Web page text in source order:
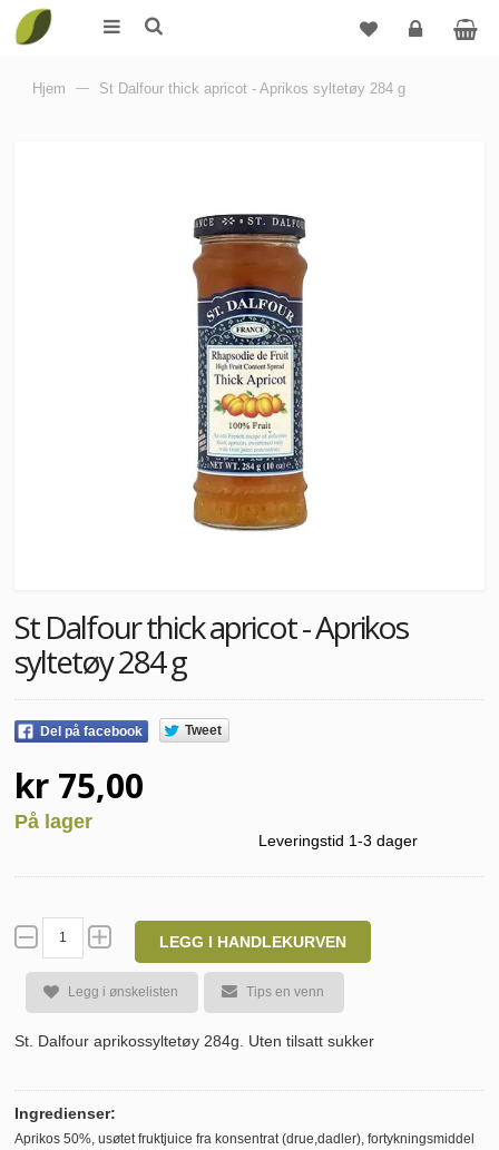
Logg
Hjem — St Dalfour thick apricot - Aprikos syltetøy 284 g
St Dalfour thick apricot - Aprikos
syltetøy 284 g
Del på facebook Tweet
kr 75,00
På lager
Leveringstid 1-3 dager
LEGG I HANDLEKURVEN
Legg i ønskelisten Tips en venn
St. Dalfour aprikossyltetøy 284g. Uten tilsatt sukker
Ingredienser:
Aprikos 50%, usøtet fruktjuice fra konsentrat (drue,dadler), fortykningsmiddel